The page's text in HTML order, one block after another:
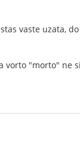
vaste uzata,
vorto "morto" ne